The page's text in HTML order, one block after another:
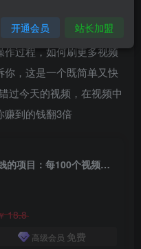
刷视频赚钱其实很简单，
过程，如何刷更多视频
你，这是一个既简单又快
过今天的视频，在视频中
赚到的钱翻3倍
2022最快赚钱方法 刷视频也能赚钱的项目：每100个视频赚100美元
18.8
高级会员 免费
开通会员 站长加盟